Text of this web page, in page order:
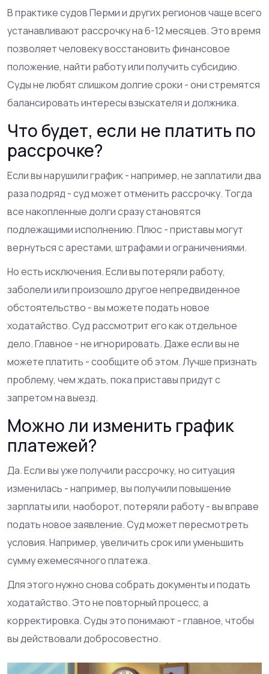
В практике судов Перми и других регионов чаще всего
устанавливают рассрочку на 6-12 месяцев. Это время
позволяет человеку восстановить финансовое
положение, найти работу или получить субсидию.
Суды не любят слишком долгие сроки - они стремятся
балансировать интересы взыскателя и должника.
Что будет, если не платить по
рассрочке?
Если вы нарушили график - например, не заплатили два
раза подряд - суд может отменить рассрочку. Тогда
все накопленные долги сразу становятся
подлежащими исполнению. Плюс - приставы могут
вернуться с арестами, штрафами и ограничениями.
Но есть исключения. Если вы потеряли работу,
заболели или произошло другое непредвиденное
обстоятельство - вы можете подать новое
ходатайство. Суд рассмотрит его как отдельное
дело. Главное - не игнорировать. Даже если вы не
можете платить - сообщите об этом. Лучше признать
проблему, чем ждать, пока приставы придут с
запретом на выезд.
Можно ли изменить график
платежей?
Да. Если вы уже получили рассрочку, но ситуация
изменилась - например, вы получили повышение
зарплаты или, наоборот, потеряли работу - вы вправе
подать новое заявление. Суд может пересмотреть
условия. Например, увеличить срок или уменьшить
сумму ежемесячного платежа.
Для этого нужно снова собрать документы и подать
ходатайство. Это не повторный процесс, а
корректировка. Суды это понимают - главное, чтобы
вы действовали добросовестно.